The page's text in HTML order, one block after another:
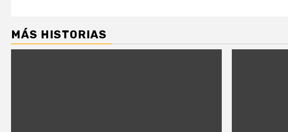
MÁS HISTORIAS